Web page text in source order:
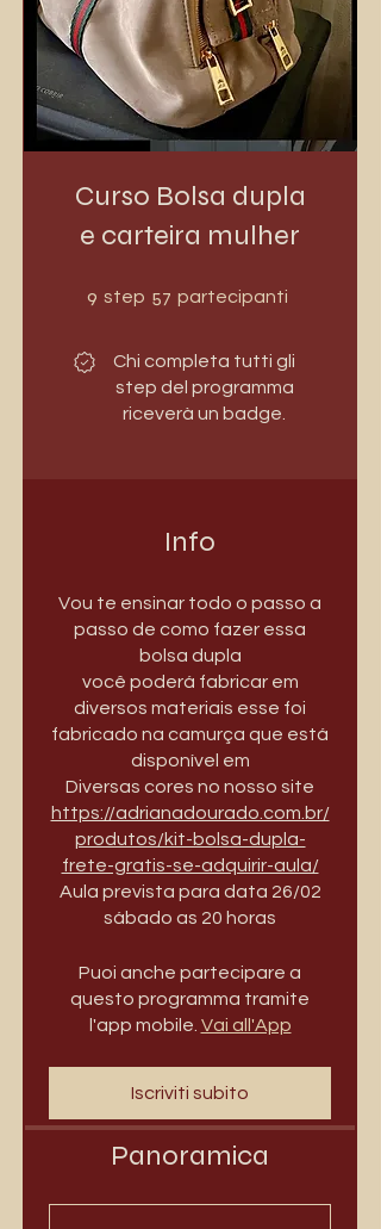
Curso Bolsa dupla
e carteira mulher
9 step 57 partecipanti
Chi completa tutti gli
step del programma
riceverà un badge.
Info
Vou te ensinar todo o passo a
passo de como fazer essa
bolsa dupla
você poderá fabricar em
diversos materiais esse foi
fabricado na camurça que está
disponível em
Diversas cores no nosso site
https://adrianadourado.com.br/
produtos/kit-bolsa-dupla-
frete-gratis-se-adquirir-aula/
Aula prevista para data 26/02
sábado as 20 horas
Puoi anche partecipare a
questo programma tramite
l'app mobile. Vai all'App
Iscriviti subito
Panoramica